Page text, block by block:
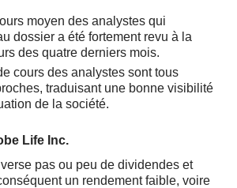
moyen des analystes qui
dossier a été fortement revu à la
des quatre derniers mois.
cours des analystes sont tous
traduisant une bonne visibilité
de la société.
Life Inc.
pas ou peu de dividendes et
un rendement faible, voire